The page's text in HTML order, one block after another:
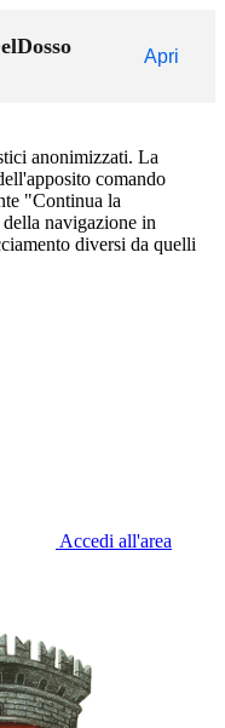
Apri
anonimizzati. La
comando
"Continua la
navigazione in
diversi da quelli
Accedi all'area